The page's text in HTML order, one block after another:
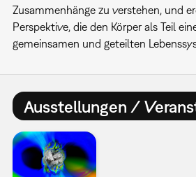
Zusammenhänge zu verstehen, und
Perspektive, die den Körper als Teil
gemeinsamen und geteilten
Ausstellungen /